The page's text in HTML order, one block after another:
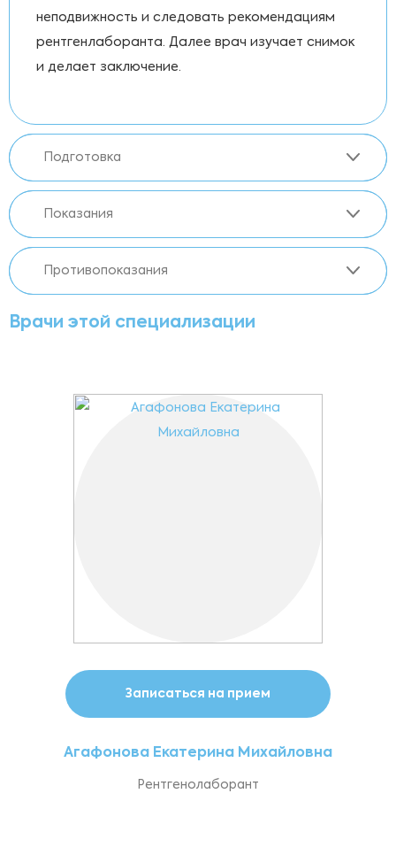
неподвижность и следовать рекомендациям
рентгенлаборанта. Далее врач изучает снимок
и делает заключение.
Подготовка
Показания
Противопоказания
Врачи этой специализации
Записаться на прием
Агафонова Екатерина Михайловна
Рентгенолаборант